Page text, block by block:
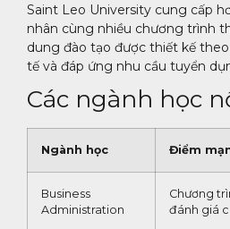
Saint Leo University cung cấp
nhân cùng nhiều chương trình
dung đào tạo được thiết kế
tế và đáp ứng nhu cầu tuyển
Các ngành học
Ngành học Điểm
Business
Administration
Chương
đánh giá